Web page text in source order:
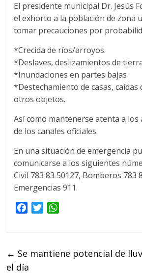
El presidente municipal Dr. Jesús
el exhorto a la población de zona
tomar precauciones por
*Crecida de ríos/arroyos.
*Deslaves, deslizamientos de
*Inundaciones en partes bajas
*Destechamiento de casas, caídas
otros objetos.
Así como mantenerse atenta a los
de los canales oficiales.
En una situación de emergencia
comunicarse a los siguientes
Civil 783 83 50127, Bomberos 783
Emergencias 911.
b
o
T
t
s
← Se mantiene potencial de
el día